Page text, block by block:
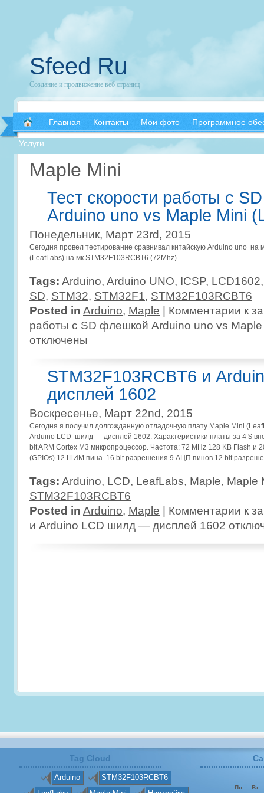
Sfeed Ru
Создание и продвижение веб страниц
Главная Контакты Мои фото Программное
Услуги
Maple Mini
Тест скорости работы с
Arduino uno vs Maple Mini
Понедельник, Март 23rd, 2015
Сегодня провел тестирование сравнивал китайскую Arduino uno на
(LeafLabs) на мк STM32F103RCBT6 (72Mhz).
Tags: Arduino, Arduino UNO, ICSP, LCD1602
SD, STM32, STM32F1, STM32F103RCBT6
Posted in Arduino, Maple Комментарии к
работы с SD флешкой Arduino uno vs
отключены
STM32F103RCBT6 и
дисплей 1602
Воскресенье, Март 22nd, 2015
Сегодня я получил долгожданную отладочную плату Maple Mini
Arduino LCD шилд — дисплей 1602. Характеристики платы за 4 $
bit ARM Cortex M3 микропроцессор. Частота: 72 MHz 128 KB Flash и
(GPIOs) 12 ШИМ пина 16 bit разрешения 9 АЦП пинов 12 bit
Tags: Arduino, LCD, LeafLabs, Maple, Maple
STM32F103RCBT6
Posted in Arduino, Maple Комментарии к
и Arduino LCD шилд — дисплей 1602
Tag Cloud
Arduino
STM32F103RCBT6
Пн Вт